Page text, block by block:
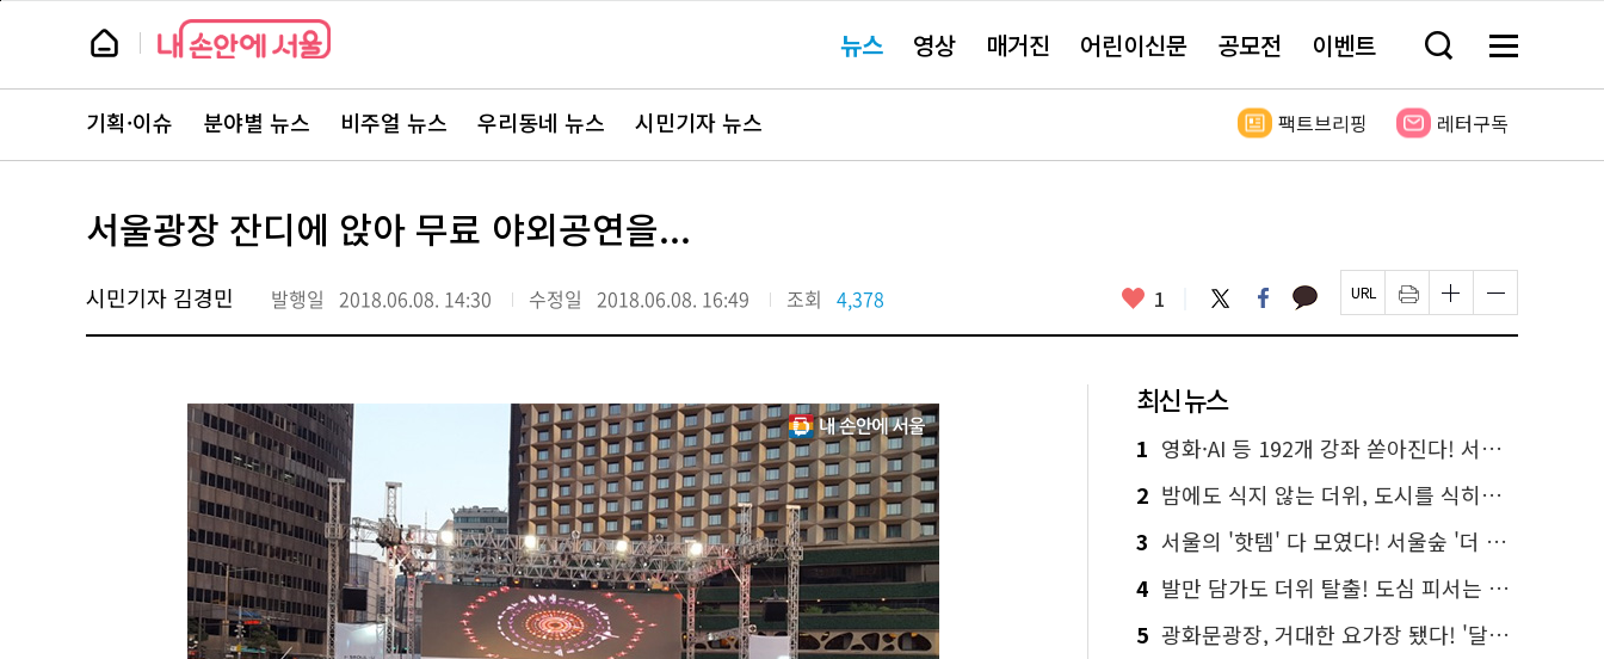
본
뉴
스 요뉴스 영상 매거진 어린이신문 공모전 이벤트 검
창
기
메
전
보
뉴
스
주
서
바
로
기획·이슈 분야별 뉴스 비주얼 뉴스 우리동네 뉴스 시민기자 뉴스 팩트브리핑 레터구독
서울광장 잔디에 앉아 무료 야외공연을...
시민기자 김경민 발행일 2018.06.08. 14:30 수정일 2018.06.08. 16:49 조회 4,378 좋
요
1 트
위
터
페
이
스
카
카 페
이
지
인
쇄
하
글
자
크
하
기
글
자
크
하
최신 뉴스
1 영화·AI 등 192개 강좌 쏟아진다! 서울시민대학 선착순 신청
2 밤에도 식지 않는 더위, 도시를 식히는 시원한 해법은?
3 서울의 '핫템' 다 모였다! 서울숲 '더 서울마이소울 라운지' 오픈
4 발만 담가도 더위 탈출! 도심 피서는 청계천 '물 첨벙첨벙'
5 광화문광장, 거대한 요가장 됐다! '달빛요가'와 함께한 여름밤 힐링
페